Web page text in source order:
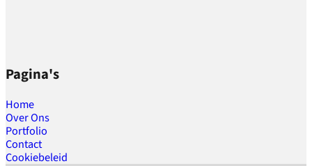
Pagina's
Home
Over Ons
Portfolio
Contact
Cookiebeleid